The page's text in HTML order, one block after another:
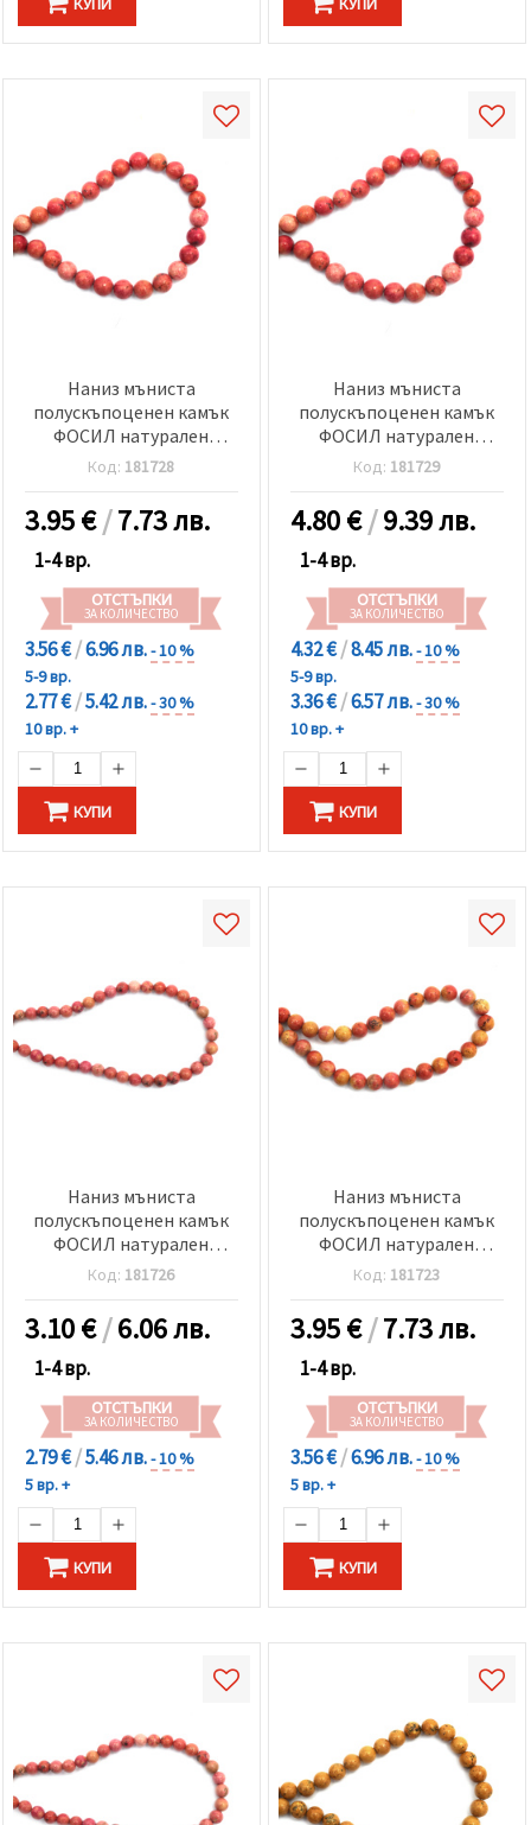
Наниз мъниста
полускъпоценен камък
ФОСИЛ натурален
оцветен розовочервен
топче 8±8.5 мм ±45 броя
Код: 181728
3.95€/7.73 лв.
1-4 вр.
ОТСТЪПКИ
ЗА КОЛИЧЕСТВО
3.56 €/6.96 лв.- 10 %
5-9 вр.
2.77 €/5.42 лв.- 30 %
10 вр. +
КУПИ
Наниз мъниста
полускъпоценен камък
ФОСИЛ натурален
оцветен розовочервен
топче 10 мм ±37 броя
Код: 181729
4.80€/9.39 лв.
1-4 вр.
ОТСТЪПКИ
ЗА КОЛИЧЕСТВО
4.32 €/8.45 лв.- 10 %
5-9 вр.
3.36 €/6.57 лв.- 30 %
10 вр. +
КУПИ
Наниз мъниста
полускъпоценен камък
ФОСИЛ натурален
оцветен розовочервен
топче 4 мм ±85 броя
Код: 181726
3.10€/6.06 лв.
1-4 вр.
ОТСТЪПКИ
ЗА КОЛИЧЕСТВО
2.79 €/5.46 лв.- 10 %
5 вр. +
КУПИ
Наниз мъниста
полускъпоценен камък
ФОСИЛ натурален
оцветен оранжев топче
8±8.5 мм ±47 броя
Код: 181723
3.95€/7.73 лв.
1-4 вр.
ОТСТЪПКИ
ЗА КОЛИЧЕСТВО
3.56 €/6.96 лв.- 10 %
5 вр. +
КУПИ